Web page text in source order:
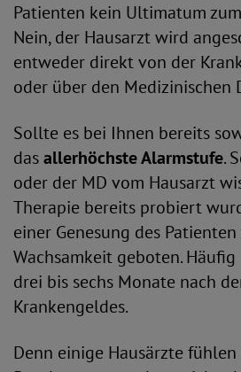
Patienten kein Ultimatum
Nein, der Hausarzt wird
entweder direkt von der
oder über den Medizinischen
Sollte es bei Ihnen bereits
dasallerhöchste Alarmstufe.
oder der MD vom Hausarzt
Therapie bereits probiert
einer Genesung des
Wachsamkeit geboten.
drei bis sechs Monate nach
Krankengeldes.
Denn einige Hausärzte